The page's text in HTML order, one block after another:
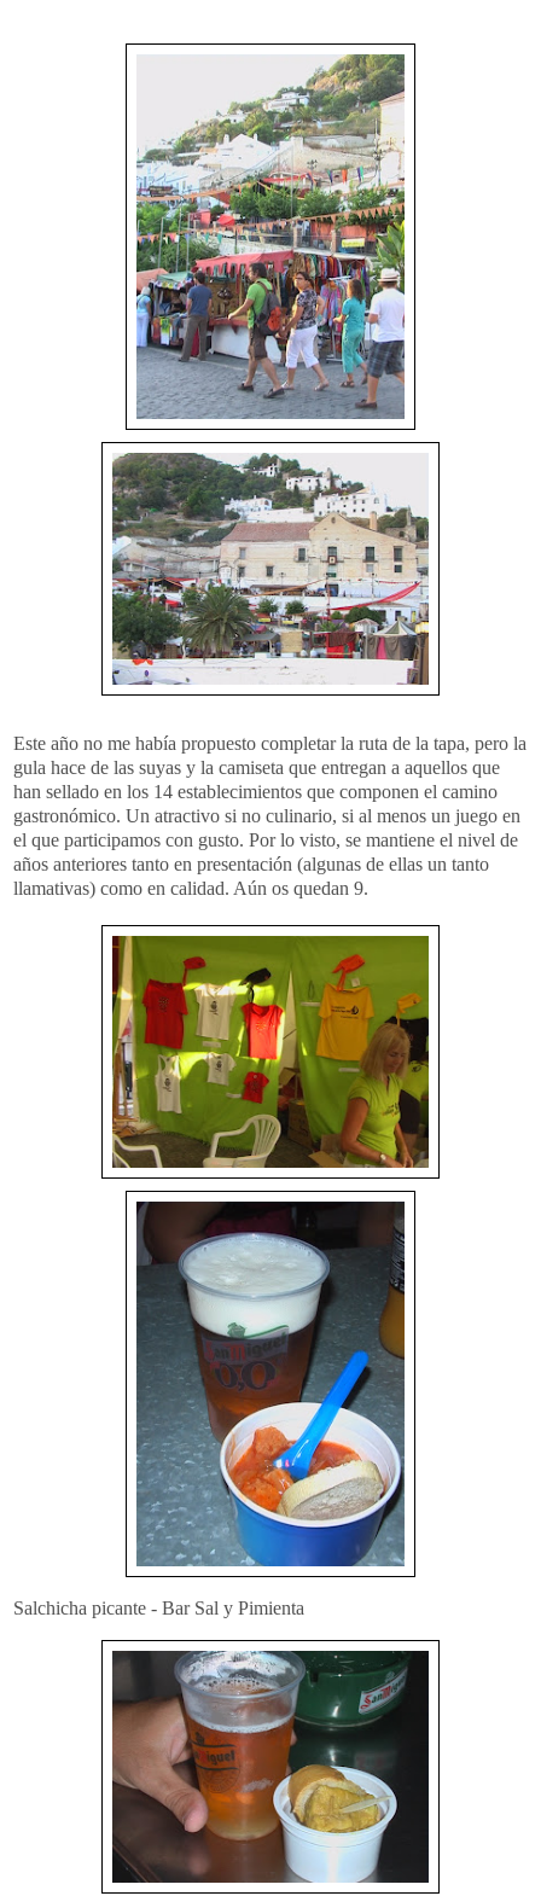
Este año no me había propuesto completar la ruta de la tapa, pero la
gula hace de las suyas y la camiseta que entregan a aquellos que
han sellado en los 14 establecimientos que componen el camino
gastronómico. Un atractivo si no culinario, si al menos un juego en
el que participamos con gusto. Por lo visto, se mantiene el nivel de
años anteriores tanto en presentación (algunas de ellas un tanto
llamativas) como en calidad. Aún os quedan 9.
Salchicha picante - Bar Sal y Pimienta